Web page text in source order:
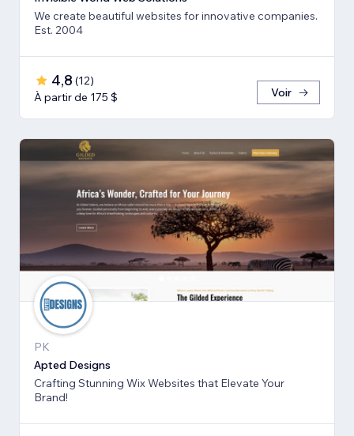
We create beautiful websites for innovative companies.
Est. 2004
4,8 (12)
À partir de 175 $
Voir
PK
Apted Designs
Crafting Stunning Wix Websites that Elevate Your
Brand!